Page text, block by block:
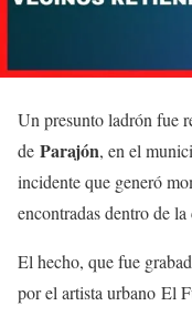
Un presunto ladrón fue
de Parajón, en el
incidente que generó
encontradas dentro de
El hecho, que fue
por el artista urbano El